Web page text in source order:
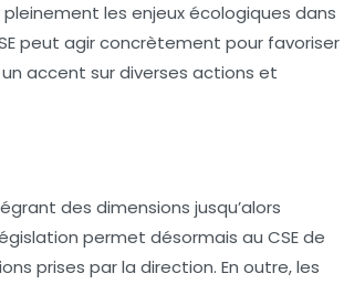
pleinement les enjeux écologiques dans
peut agir concrètement pour favoriser
accent sur diverses actions et
des dimensions jusqu’alors
permet désormais au CSE de
prises par la direction. En outre, les